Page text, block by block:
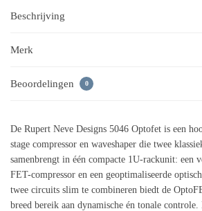
Beschrijving
Merk
Beoordelingen 0
De Rupert Neve Designs 5046 Optofet is een
stage compressor en waveshaper die twee
samenbrengt in één compacte 1U-rackunit: een
FET-compressor en een geoptimaliseerde
twee circuits slim te combineren biedt de
breed bereik aan dynamische én tonale